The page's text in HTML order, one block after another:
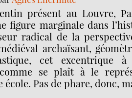
présent au Louvre,
figure marginale dans
radical de la
archaïsant,
cet excentrique
se plaît à le
Pas de phare, donc,